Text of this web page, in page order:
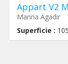
Appart V2
Marina Agadir
Superficie :